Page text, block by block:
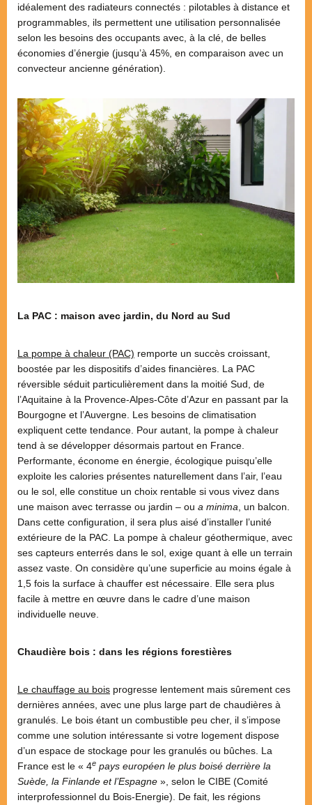
idéalement des radiateurs connectés : pilotables à distance et
programmables, ils permettent une utilisation personnalisée
selon les besoins des occupants avec, à la clé, de belles
économies d’énergie (jusqu’à 45%, en comparaison avec un
convecteur ancienne génération).
La PAC : maison avec jardin, du Nord au Sud
La pompe à chaleur (PAC) remporte un succès croissant,
boostée par les dispositifs d’aides financières. La PAC
réversible séduit particulièrement dans la moitié Sud, de
l’Aquitaine à la Provence-Alpes-Côte d’Azur en passant par la
Bourgogne et l’Auvergne. Les besoins de climatisation
expliquent cette tendance. Pour autant, la pompe à chaleur
tend à se développer désormais partout en France.
Performante, économe en énergie, écologique puisqu’elle
exploite les calories présentes naturellement dans l’air, l’eau
ou le sol, elle constitue un choix rentable si vous vivez dans
une maison avec terrasse ou jardin – ou a minima , un balcon.
Dans cette configuration, il sera plus aisé d’installer l’unité
extérieure de la PAC. La pompe à chaleur géothermique, avec
ses capteurs enterrés dans le sol, exige quant à elle un terrain
assez vaste. On considère qu’une superficie au moins égale à
1,5 fois la surface à chauffer est nécessaire. Elle sera plus
facile à mettre en œuvre dans le cadre d’une maison
individuelle neuve.
Chaudière bois : dans les régions forestières
Le chauffage au bois progresse lentement mais sûrement ces
dernières années, avec une plus large part de chaudières à
granulés. Le bois étant un combustible peu cher, il s’impose
comme une solution intéressante si votre logement dispose
d’un espace de stockage pour les granulés ou bûches. La
France est le « 4e pays européen le plus boisé derrière la
Suède, la Finlande et l’Espagne », selon le CIBE (Comité
interprofessionnel du Bois-Energie). De fait, les régions